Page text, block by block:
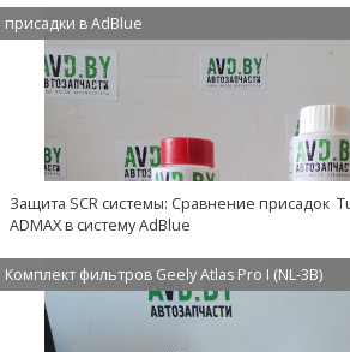
присадки в AdBlue
Защита SCR системы: Сравнение присадок
ADMAX в систему AdBlue
Комплект фильтров Geely Atlas Pro I (NL-3B)